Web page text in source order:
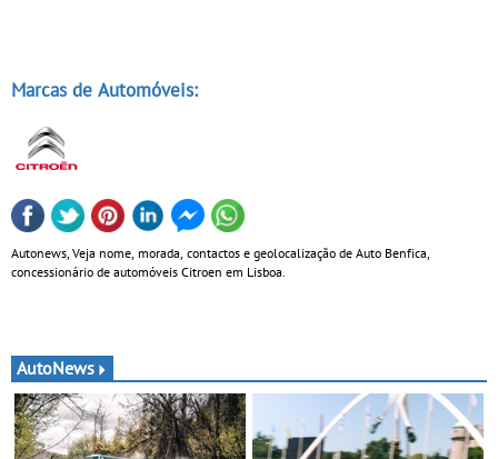
Marcas de Automóveis:
Autonews, Veja nome, morada, contactos e geolocalização de Auto Benfica,
concessionário de automóveis Citroen em Lisboa.
AutoNews